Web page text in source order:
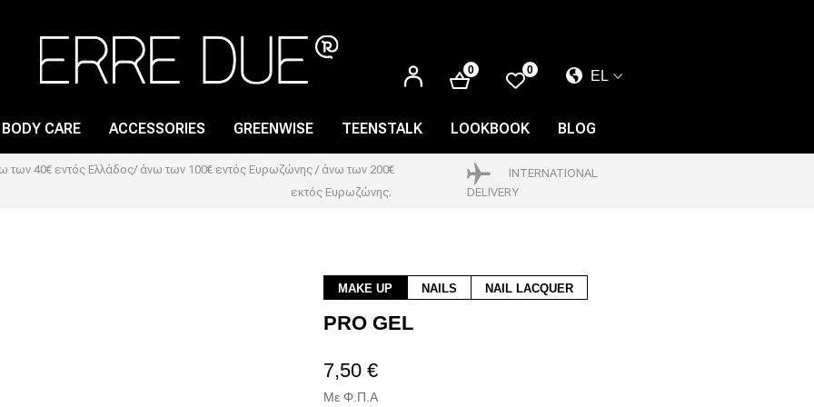
ΕΊΣΟΔΟΣ0 0
EL
EN
NAIL POLISH REMOVER
BODY CARE ACCESSORIES GREENWISE TEENSTALK LOOKBOOK BLOG
40€ εντός Ελλάδος/ άνω των 100€ εντός Ευρωζώνης / άνω των 200€
εκτός Ευρωζώνης.
INTERNATIONAL
DELIVERY
MAKE UP NAILS NAIL LACQUER
PRO GEL
7,50 €
Με Φ.Π.Α